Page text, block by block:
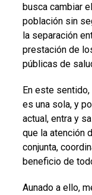
busca cambiar
población sin
la separación
prestación de
públicas de
En este
es una sola, y
actual, entra y
que la atención
conjunta,
beneficio de
Aunado a ello,